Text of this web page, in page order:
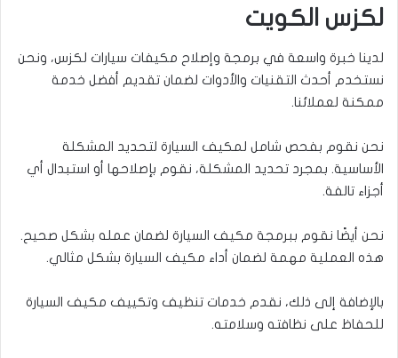
لكزس الكويت
لدينا خبرة واسعة في برمجة وإصلاح مكيفات سيارات لكزس، ونحن
نستخدم أحدث التقنيات والأدوات لضمان تقديم أفضل خدمة
ممكنة لعملائنا.
نحن نقوم بفحص شامل لمكيف السيارة لتحديد المشكلة
الأساسية. بمجرد تحديد المشكلة، نقوم بإصلاحها أو استبدال أي
أجزاء تالفة.
نحن أيضًا نقوم ببرمجة مكيف السيارة لضمان عمله بشكل صحيح.
هذه العملية مهمة لضمان أداء مكيف السيارة بشكل مثالي.
بالإضافة إلى ذلك، نقدم خدمات تنظيف وتكييف مكيف السيارة
للحفاظ على نظافته وسلامته.